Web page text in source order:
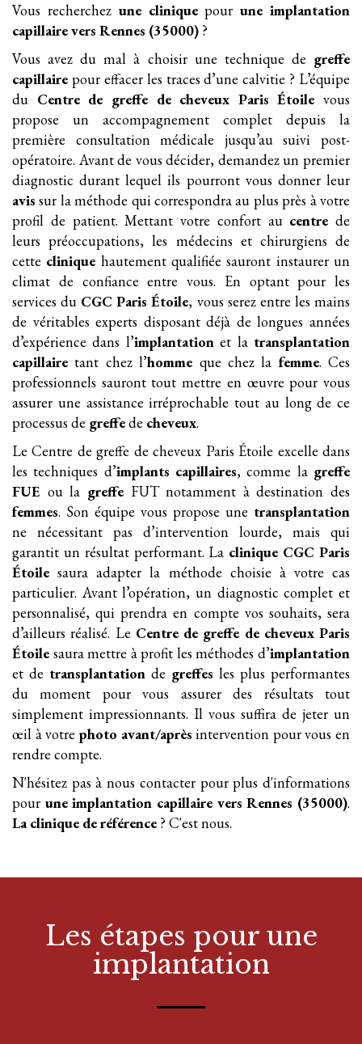
Vous recherchez une cliniquepourune implantation
capillairevers Rennes (35000) ?
Vous avez du mal à choisir une technique de greffe
capillaire pour effacer les traces d’une calvitie ? L’équipe
du Centre de greffe de cheveux Paris Étoile vous
propose un accompagnement complet depuis la
première consultation médicale jusqu’au suivi post-
opératoire. Avant de vous décider, demandez un premier
diagnostic durant lequel ils pourront vous donner leur
avis sur la méthode qui correspondra au plus près à votre
profil de patient. Mettant votre confort au centre de
leurs préoccupations, les médecins et chirurgiens de
cette clinique hautement qualifiée sauront instaurer un
climat de confiance entre vous. En optant pour les
services du CGC Paris Étoile, vous serez entre les mains
de véritables experts disposant déjà de longues années
d’expérience dans l’implantationet la transplantation
capillaire tant chez l’homme que chez la femme. Ces
professionnels sauront tout mettre en œuvre pour vous
assurer une assistance irréprochable tout au long de ce
processus de greffede cheveux.
Le Centre de greffe de cheveux Paris Étoile excelle dans
les techniques d’implants capillaires, comme la greffe
FUE ou la greffeFUT notamment à destination des
femmes. Son équipe vous propose une transplantation
ne nécessitant pas d’intervention lourde, mais qui
garantit un résultat performant. La clinique CGC Paris
Étoile saura adapter la méthode choisie à votre cas
particulier. Avant l’opération, un diagnostic complet et
personnalisé, qui prendra en compte vos souhaits, sera
d’ailleurs réalisé. Le Centre de greffe de cheveux Paris
Étoile saura mettre à profit les méthodes d’implantation
et de transplantation de greffes les plus performantes
du moment pour vous assurer des résultats tout
simplement impressionnants. Il vous suffira de jeter un
œil à votre photo avant/après intervention pour vous en
rendre compte.
N'hésitez pas à nous contacter pour plus d'informations
pour une implantation capillaire vers Rennes (35000).
La clinique de référence ? C'est nous.
Les étapes pour une
implantation